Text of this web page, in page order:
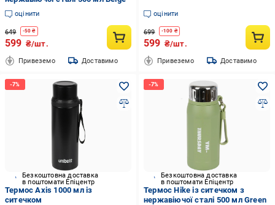
оцінити
649 -50 ₴
599 ₴/шт.
Привеземо Доставимо
оцінити
699 -100 ₴
599 ₴/шт.
Привеземо Доставимо
Безкоштовна доставка
в поштомати Епіцентр
Термос Axis 1000 мл із
ситечком
Безкоштовна доставка
в поштомати Епіцентр
Термос Hike із ситечком з
нержавіючої сталі 500 мл Green